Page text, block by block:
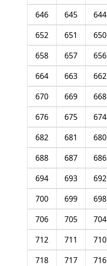
644
645
646
650
651
652
656
657
658
662
663
664
668
669
670
674
675
676
680
681
682
686
687
688
692
693
694
698
699
700
704
705
706
710
711
712
716
717
718